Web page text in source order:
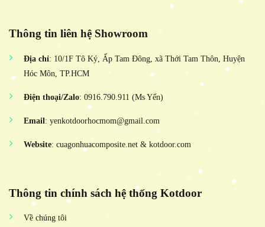
Thông tin liên hệ Showroom
Địa chỉ: 10/1F Tô Ký, Ấp Tam Đông, xã Thới Tam Thôn, Huyện
Hóc Môn, TP.HCM
Điện thoại/Zalo: 0916.790.911 (Ms Yến)
Email: yenkotdoorhocmom@gmail.com
Website: cuagonhuacomposite.net & kotdoor.com
Thông tin chính sách hệ thống Kotdoor
Về chúng tôi